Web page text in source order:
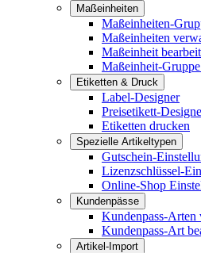
Maßeinheiten
Maßeinheiten-
Maßeinheiten
Maßeinheit
Maßeinheit-
Etiketten & Druck
Label-Designer
Preisetikett-
Etiketten drucken
Spezielle Artikeltypen
Gutschein-
Lizenzschlüssel-
Online-Shop
Kundenpässe
Kundenpass-Arten
Kundenpass-Art
Artikel-Import